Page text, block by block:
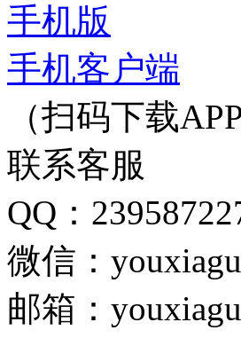
手机版
手机客户端
（扫码下载APP
联系客服
QQ：
微信：
邮箱：